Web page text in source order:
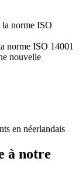
norme ISO
norme ISO 14001
nouvelle
en néerlandais
à notre